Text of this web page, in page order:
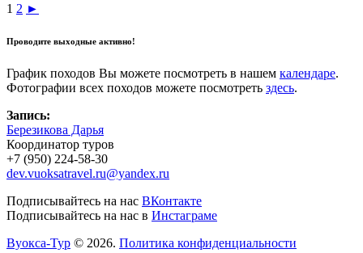
1 2 ►
Проводите выходные активно!
График походов Вы можете посмотреть в нашем календаре.
Фотографии всех походов можете посмотреть здесь.
Запись:
Березикова Дарья
Координатор туров
+7 (950) 224-58-30
dev.vuoksatravel.ru@yandex.ru
Подписывайтесь на нас ВКонтакте
Подписывайтесь на нас в Инстаграме
Вуокса-Тур © 2026. Политика конфиденциальности